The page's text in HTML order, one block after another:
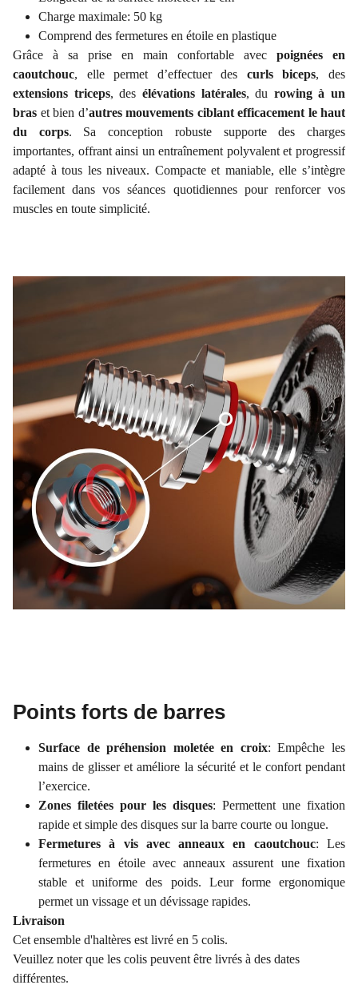
Charge maximale: 50 kg
Comprend des fermetures en étoile en plastique
Grâce à sa prise en main confortable avec poignées en
caoutchouc, elle permet d’effectuer des curls biceps, des
extensions triceps, des élévations latérales, du rowing à un
bras et bien d’autres mouvements ciblant efficacement le haut
du corps. Sa conception robuste supporte des charges
importantes, offrant ainsi un entraînement polyvalent et progressif
adapté à tous les niveaux. Compacte et maniable, elle s’intègre
facilement dans vos séances quotidiennes pour renforcer vos
muscles en toute simplicité.
Points forts de barres
Surface de préhension moletée en croix: Empêche les
mains de glisser et améliore la sécurité et le confort pendant
l’exercice.
Zones filetées pour les disques: Permettent une fixation
rapide et simple des disques sur la barre courte ou longue.
Fermetures à vis avec anneaux en caoutchouc: Les
fermetures en étoile avec anneaux assurent une fixation
stable et uniforme des poids. Leur forme ergonomique
permet un vissage et un dévissage rapides.
Livraison
Cet ensemble d'haltères est livré en 5 colis.
Veuillez noter que les colis peuvent être livrés à des dates
différentes.